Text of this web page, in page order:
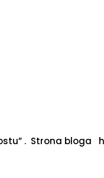
. Strona